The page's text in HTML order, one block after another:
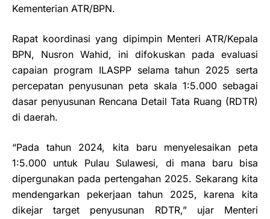
Kementerian ATR/BPN.
Rapat koordinasi yang dipimpin Menteri ATR/Kepala
BPN, Nusron Wahid, ini difokuskan pada evaluasi
capaian program ILASPP selama tahun 2025 serta
percepatan penyusunan peta skala 1:5.000 sebagai
dasar penyusunan Rencana Detail Tata Ruang (RDTR)
di daerah.
“Pada tahun 2024, kita baru menyelesaikan peta
1:5.000 untuk Pulau Sulawesi, di mana baru bisa
dipergunakan pada pertengahan 2025. Sekarang kita
mendengarkan pekerjaan tahun 2025, karena kita
dikejar target penyusunan RDTR,” ujar Menteri